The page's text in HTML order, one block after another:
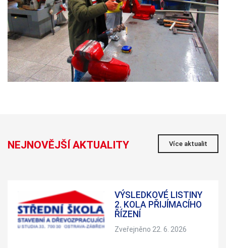
NEJNOVĚJŠÍ AKTUALITY Více aktualit
VÝSLEDKOVÉ LISTINY
2. KOLA PŘIJÍMACÍHO
ŘÍZENÍ
Zveřejněno 22. 6. 2026